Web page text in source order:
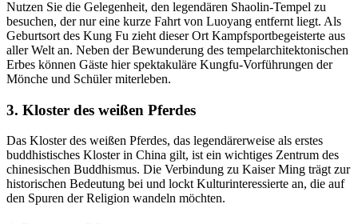
Nutzen Sie die Gelegenheit, den legendären Shaolin-Tempel zu
besuchen, der nur eine kurze Fahrt von Luoyang entfernt liegt. Als
Geburtsort des Kung Fu zieht dieser Ort Kampfsportbegeisterte aus
aller Welt an. Neben der Bewunderung des tempelarchitektonischen
Erbes können Gäste hier spektakuläre Kungfu-Vorführungen der
Mönche und Schüler miterleben.
3. Kloster des weißen Pferdes
Das Kloster des weißen Pferdes, das legendärerweise als erstes
buddhistisches Kloster in China gilt, ist ein wichtiges Zentrum des
chinesischen Buddhismus. Die Verbindung zu Kaiser Ming trägt zur
historischen Bedeutung bei und lockt Kulturinteressierte an, die auf
den Spuren der Religion wandeln möchten.